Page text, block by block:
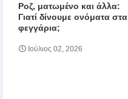
Ροζ, ματωμένο και άλλα:
Γιατί δίνουμε ονόματα στα
φεγγάρια;
Ιούλιος 02, 2026